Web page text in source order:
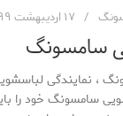
۱۷ اردیبهشت ۱۳۹۹
سامسونگ
، نمایندگی
سامسونگ خود را